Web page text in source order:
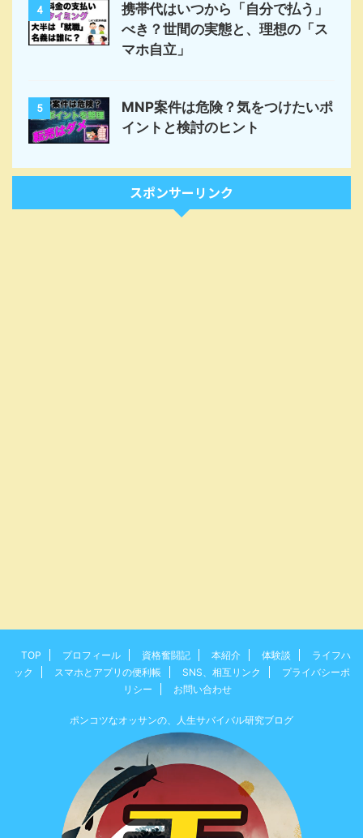
4
携帯代はいつから「自分で払う」
べき？世間の実態と、理想の「ス
マホ自立」
5
MNP案件は危険？気をつけたいポ
イントと検討のヒント
スポンサーリンク
TOP プロフィール 資格奮闘記 本紹介 体験談
ライフハ
ック
スマホとアプリの便利帳 SNS、相互リンク
プライバシーポ
リシー
お問い合わせ
ポンコツなオッサンの、人生サバイバル研究ブログ